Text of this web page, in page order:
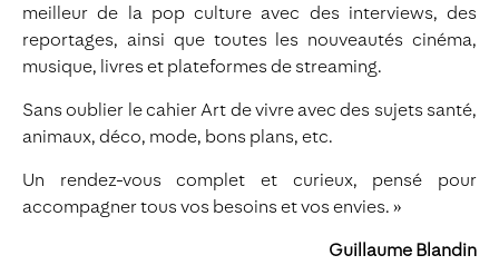
meilleur de la pop culture avec des interviews, des
reportages, ainsi que toutes les nouveautés cinéma,
musique, livres et plateformes de streaming.
Sans oublier le cahier Art de vivre avec des sujets santé,
animaux, déco, mode, bons plans, etc.
Un rendez-vous complet et curieux, pensé pour
accompagner tous vos besoins et vos envies. »
Guillaume Blandin